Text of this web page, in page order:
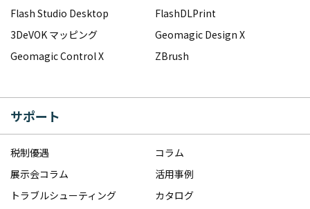
Flash Studio Desktop
FlashDLPrint
3DeVOK マッピング
Geomagic Design X
Geomagic Control X
ZBrush
サポート
税制優遇
コラム
展示会コラム
活用事例
トラブルシューティング
カタログ